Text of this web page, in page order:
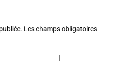
Les champs obligatoires